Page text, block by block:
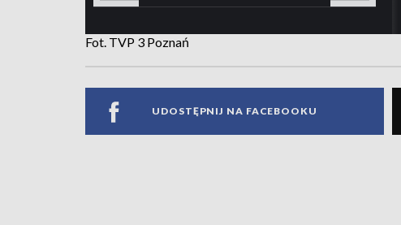
Fot. TVP 3 Poznań
UDOSTĘPNIJ NA FACEBOOKU